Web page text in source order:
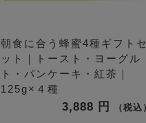
朝食に合う蜂蜜4種ギフトセ
ット｜トースト・ヨーグル
ト・パンケーキ・紅茶｜
125g×４種
3,888 税込